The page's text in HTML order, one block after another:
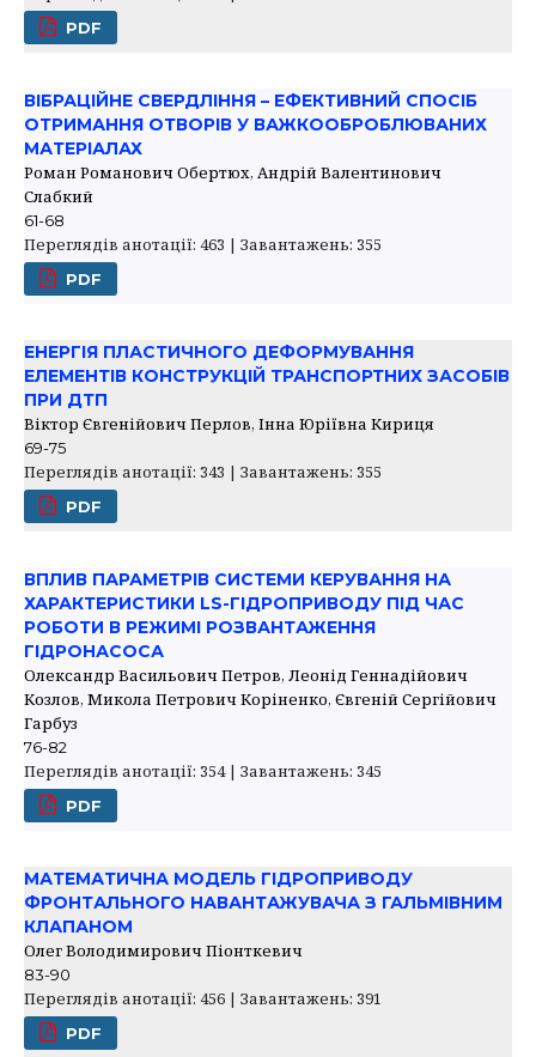
PDF
ВІБРАЦІЙНЕ СВЕРДЛІННЯ – ЕФЕКТИВНИЙ СПОСІБ
ОТРИМАННЯ ОТВОРІВ У ВАЖКООБРОБЛЮВАНИХ
МАТЕРІАЛАХ
Роман Романович Обертюх, Андрій Валентинович
Слабкий
61-68
Переглядів анотації: 463 | Завантажень: 355
PDF
ЕНЕРГІЯ ПЛАСТИЧНОГО ДЕФОРМУВАННЯ
ЕЛЕМЕНТІВ КОНСТРУКЦІЙ ТРАНСПОРТНИХ ЗАСОБІВ
ПРИ ДТП
Віктор Євгенійович Перлов, Інна Юріївна Кириця
69-75
Переглядів анотації: 343 | Завантажень: 355
PDF
ВПЛИВ ПАРАМЕТРІВ СИСТЕМИ КЕРУВАННЯ НА
ХАРАКТЕРИСТИКИ LS-ГІДРОПРИВОДУ ПІД ЧАС
РОБОТИ В РЕЖИМІ РОЗВАНТАЖЕННЯ
ГІДРОНАСОСА
Олександр Васильович Петров, Леонід Геннадійович
Козлов, Микола Петрович Коріненко, Євгеній Сергійович
Гарбуз
76-82
Переглядів анотації: 354 | Завантажень: 345
PDF
МАТЕМАТИЧНА МОДЕЛЬ ГІДРОПРИВОДУ
ФРОНТАЛЬНОГО НАВАНТАЖУВАЧА З ГАЛЬМІВНИМ
КЛАПАНОМ
Олег Володимирович Піонткевич
83-90
Переглядів анотації: 456 | Завантажень: 391
PDF